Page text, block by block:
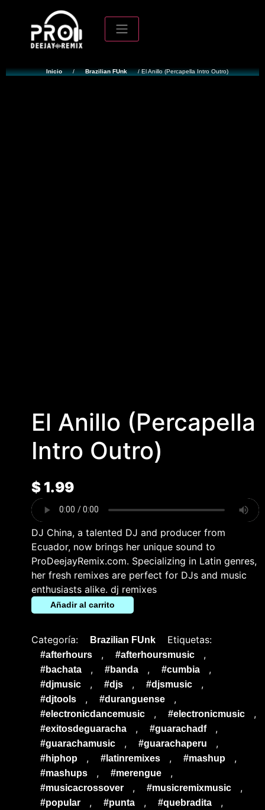
Inicio / Brazilian FUnk / El Anillo (Percapella Intro Outro)
El Anillo (Percapella
Intro Outro)
$1.99
DJ China, a talented DJ and producer from
Ecuador, now brings her unique sound to
ProDeejayRemix.com. Specializing in Latin genres,
her fresh remixes are perfect for DJs and music
enthusiasts alike. dj remixes
Añadir al carrito
Categoría: Brazilian FUnk Etiquetas:
#afterhours , #afterhoursmusic ,
#bachata , #banda , #cumbia ,
#djmusic , #djs , #djsmusic ,
#djtools , #duranguense ,
#electronicdancemusic , #electronicmusic ,
#exitosdeguaracha , #guarachadf ,
#guarachamusic , #guarachaperu ,
#hiphop , #latinremixes , #mashup ,
#mashups , #merengue ,
#musicacrossover , #musicremixmusic ,
#popular , #punta , #quebradita ,